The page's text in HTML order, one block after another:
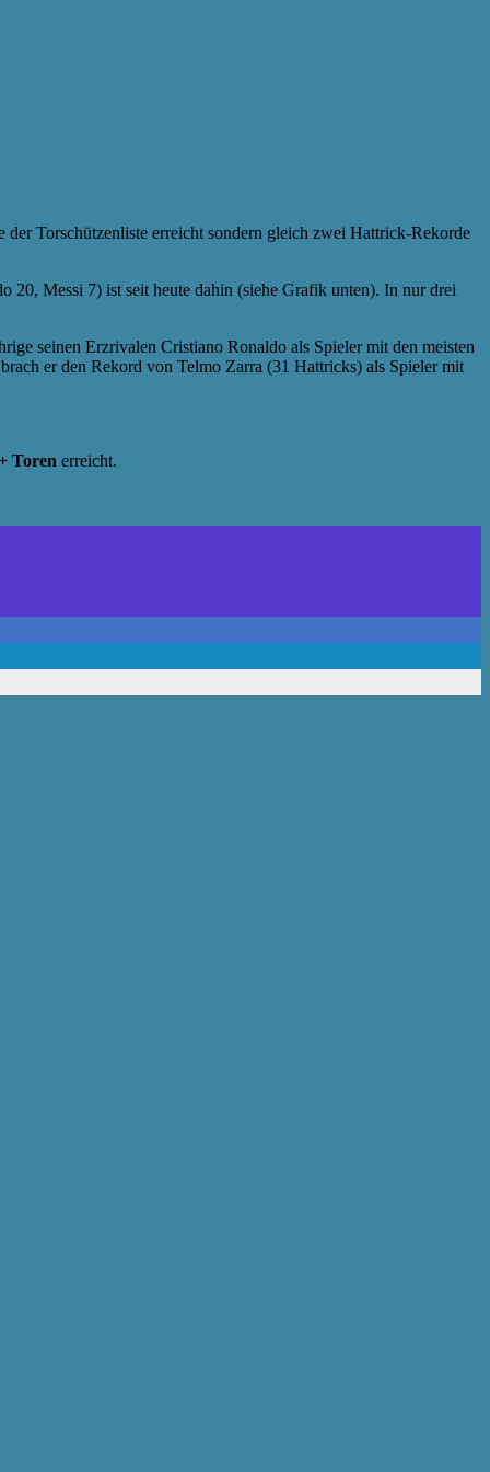
der Torschützenliste erreicht sondern gleich zwei Hattrick-Rekorde
Messi 7) ist seit heute dahin (siehe Grafik unten). In nur drei
seinen Erzrivalen Cristiano Ronaldo als Spieler mit den meisten
er den Rekord von Telmo Zarra (31 Hattricks) als Spieler mit
Toren erreicht.